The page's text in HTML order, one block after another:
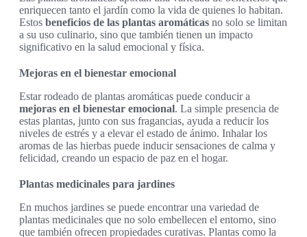
enriquecen tanto el jardín como la vida de quienes lo habitan.
Estos beneficios de las plantas aromáticas no solo se limitan
a su uso culinario, sino que también tienen un impacto
significativo en la salud emocional y física.
Mejoras en el bienestar emocional
Estar rodeado de plantas aromáticas puede conducir a
mejoras en el bienestar emocional. La simple presencia de
estas plantas, junto con sus fragancias, ayuda a reducir los
niveles de estrés y a elevar el estado de ánimo. Inhalar los
aromas de las hierbas puede inducir sensaciones de calma y
felicidad, creando un espacio de paz en el hogar.
Plantas medicinales para jardines
En muchos jardines se puede encontrar una variedad de
plantas medicinales que no solo embellecen el entorno, sino
que también ofrecen propiedades curativas. Plantas como la